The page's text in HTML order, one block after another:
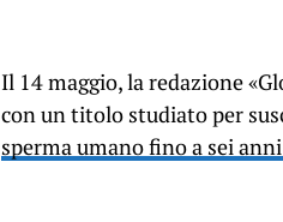
Il 14 maggio, la redazione
con un titolo studiato per
sperma umano fino a sei